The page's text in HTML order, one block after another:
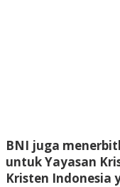
BNI juga
untuk Yayasan
Kristen Indonesia